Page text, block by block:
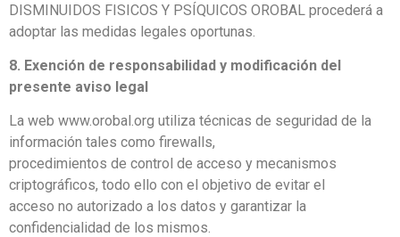
DISMINUIDOS FISICOS Y PSÍQUICOS OROBAL procederá a
adoptar las medidas legales oportunas.
8. Exención de responsabilidad y modificación del
presente aviso legal
La web www.orobal.org utiliza técnicas de seguridad de la
información tales como firewalls,
procedimientos de control de acceso y mecanismos
criptográficos, todo ello con el objetivo de evitar el
acceso no autorizado a los datos y garantizar la
confidencialidad de los mismos.